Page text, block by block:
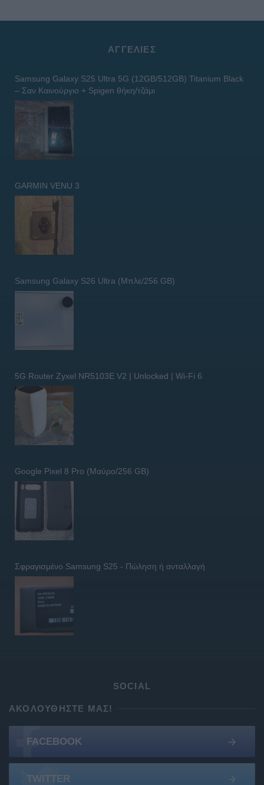
ΑΓΓΕΛΊΕΣ
Samsung Galaxy S25 Ultra 5G (12GB/512GB) Titanium Black
– Σαν Καινούργιο + Spigen θήκη/τζάμι
GARMIN VENU 3
Samsung Galaxy S26 Ultra (Μπλε/256 GB)
5G Router Zyxel NR5103E V2 | Unlocked | Wi-Fi 6
Google Pixel 8 Pro (Μαύρο/256 GB)
Σφραγισμένο Samsung S25 - Πώληση ή ανταλλαγή
SOCIAL
ΑΚΟΛΟΥΘΉΣΤΕ ΜΑΣ!
FACEBOOK
TWITTER